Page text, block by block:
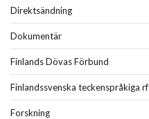
Direktsändning
Dokumentär
Finlands Dövas Förbund
Finlandssvenska teckenspråkiga rf
Forskning